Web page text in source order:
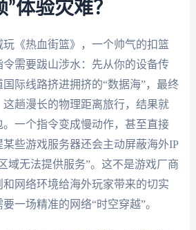
体验灾难？
《热血街篮》，一个帅气的扣篮
需要跋山涉水：先从你的设备传
际线路挤进拥挤的“数据海”，最终
趟漫长的物理距离旅行，结果就
一个指令变成慢动作，甚至直接
些游戏服务器还会主动屏蔽海外IP
域无法提供服务”。这不是游戏厂商
网络环境给海外玩家带来的切实
一场精准的网络“时空穿越”。